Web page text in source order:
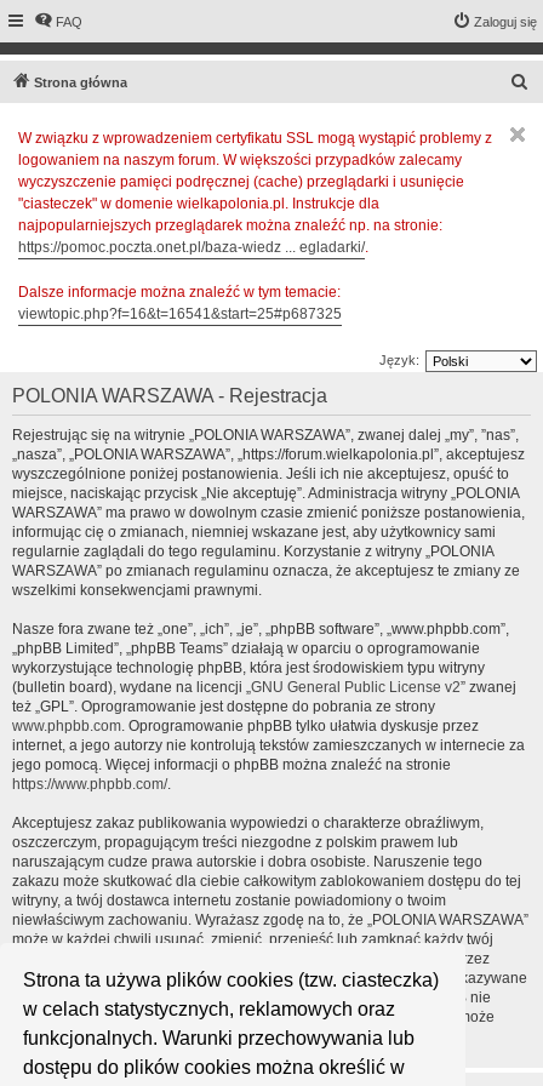
Strona ta używa plików cookies (tzw. ciasteczka)
w celach statystycznych, reklamowych oraz
funkcjonalnych. Warunki przechowywania lub
dostępu do plików cookies można określić w
FAQ Zaloguj się
Strona główna
W związku z wprowadzeniem certyfikatu SSL mogą wystąpić problemy z
logowaniem na naszym forum. W większości przypadków zalecamy
wyczyszczenie pamięci podręcznej (cache) przeglądarki i usunięcie
"ciasteczek" w domenie wielkapolonia.pl. Instrukcje dla
najpopularniejszych przeglądarek można znaleźć np. na stronie:
https://pomoc.poczta.onet.pl/baza-wiedz ... egladarki/.
Dalsze informacje można znaleźć w tym temacie:
viewtopic.php?f=16&t=16541&start=25#p687325
Język:
POLONIA WARSZAWA - Rejestracja
Rejestrując się na witrynie „POLONIA WARSZAWA”, zwanej dalej „my”, ”nas”,
„nasza”, „POLONIA WARSZAWA”, „https://forum.wielkapolonia.pl”, akceptujesz
wyszczególnione poniżej postanowienia. Jeśli ich nie akceptujesz, opuść to
miejsce, naciskając przycisk „Nie akceptuję”. Administracja witryny „POLONIA
WARSZAWA” ma prawo w dowolnym czasie zmienić poniższe postanowienia,
informując cię o zmianach, niemniej wskazane jest, aby użytkownicy sami
regularnie zaglądali do tego regulaminu. Korzystanie z witryny „POLONIA
WARSZAWA” po zmianach regulaminu oznacza, że akceptujesz te zmiany ze
wszelkimi konsekwencjami prawnymi.
Nasze fora zwane też „one”, „ich”, „je”, „phpBB software”, „www.phpbb.com”,
„phpBB Limited”, „phpBB Teams” działają w oparciu o oprogramowanie
wykorzystujące technologię phpBB, która jest środowiskiem typu witryny
(bulletin board), wydane na licencji „GNU General Public License v2” zwanej
też „GPL”. Oprogramowanie jest dostępne do pobrania ze strony
www.phpbb.com. Oprogramowanie phpBB tylko ułatwia dyskusje przez
internet, a jego autorzy nie kontrolują tekstów zamieszczanych w internecie za
jego pomocą. Więcej informacji o phpBB można znaleźć na stronie
https://www.phpbb.com/.
Akceptujesz zakaz publikowania wypowiedzi o charakterze obraźliwym,
oszczerczym, propagującym treści niezgodne z polskim prawem lub
naruszającym cudze prawa autorskie i dobra osobiste. Naruszenie tego
zakazu może skutkować dla ciebie całkowitym zablokowaniem dostępu do tej
witryny, a twój dostawca internetu zostanie powiadomiony o twoim
niewłaściwym zachowaniu. Wyrażasz zgodę na to, że „POLONIA WARSZAWA”
może w każdej chwili usunąć, zmienić, przenieść lub zamknąć każdy twój
temat, post. Wyrażasz zgodę na zapisywanie wszystkich podanych przez
ciebie informacji w naszej bazie danych. Informacje te nie będą przekazywane
nikomu bez twojej zgody, ale ani „POLONIA WARSZAWA”, ani phpBB nie
ponosi odpowiedzialności za włamania do witryny, podczas których może
dojść do kradzieży danych.